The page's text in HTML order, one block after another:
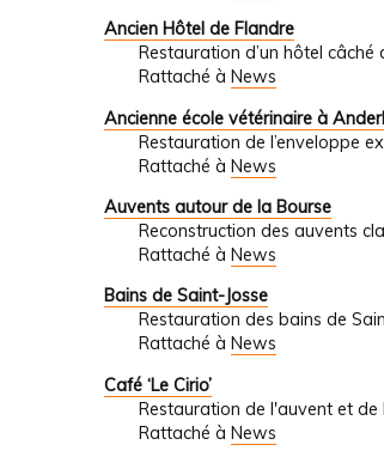
Ancien Hôtel de Flandre
Restauration d’un hôtel câché
Rattaché à News
Ancienne école vétérinaire à
Restauration de l’enveloppe
Rattaché à News
Auvents autour de la Bourse
Reconstruction des auvents
Rattaché à News
Bains de Saint-Josse
Restauration des bains de
Rattaché à News
Café ‘Le Cirio’
Restauration de l'auvent et de
Rattaché à News